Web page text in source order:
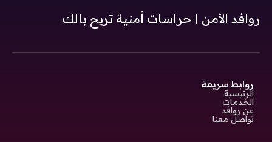
روافد الأمن | حراسات أمنية تريح بالك
روابط سريعة
الرئيسية
الخدمات
عن روافد
تواصل معنا